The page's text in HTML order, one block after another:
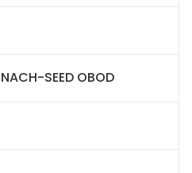
SEED OBOD